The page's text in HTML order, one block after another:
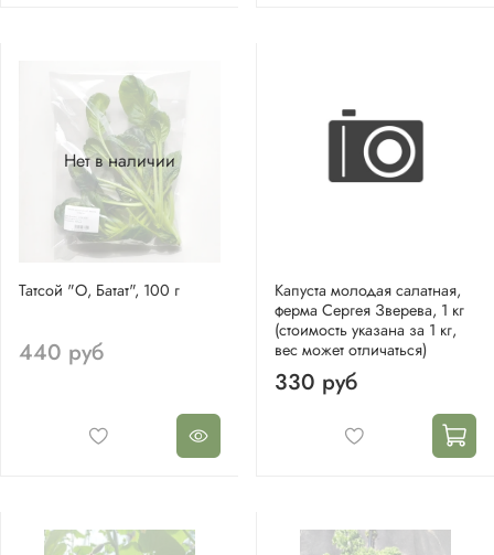
Нет в наличии
Татсой "О, Батат", 100 г
440 руб
Капуста молодая салатная,
ферма Сергея Зверева, 1 кг
(стоимость указана за 1 кг,
вес может отличаться)
330 руб